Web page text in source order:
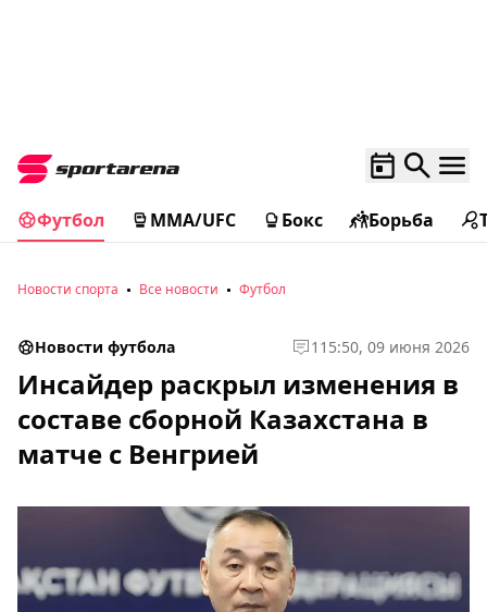
Футбол MMA/UFC Бокс Борьба
Новости спорта Все новости Футбол
Новости футбола 1 15:50, 09 июня 2026
Инсайдер раскрыл изменения в
составе сборной Казахстана в
матче с Венгрией